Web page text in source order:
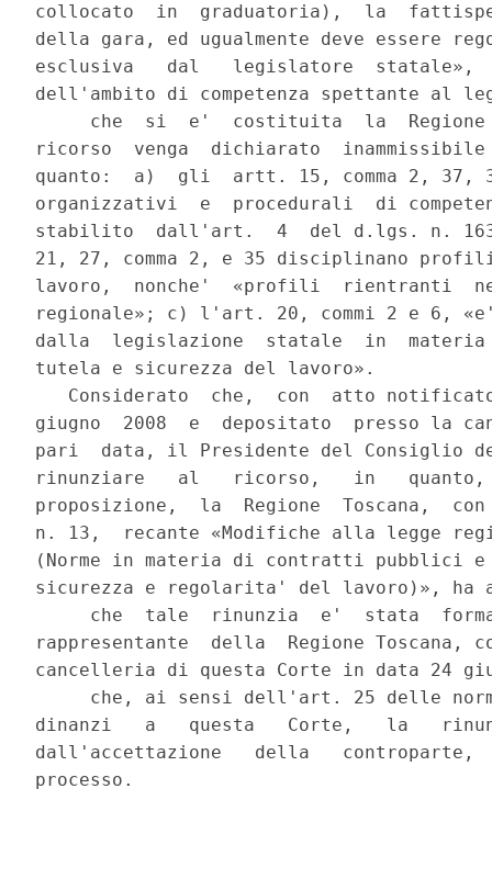
collocato  in  graduatoria),  la
della gara, ed ugualmente deve essere
esclusiva   dal   legislatore  statale»,
dell'ambito di competenza spettante al
che  si  e'  costituita  la
ricorso  venga  dichiarato
quanto:  a)  gli  artt. 15, comma 2, 37,
organizzativi  e  procedurali  di
stabilito  dall'art.  4  del d.lgs. n.
21, 27, comma 2, e 35 disciplinano
lavoro,  nonche'  «profili  rientranti
regionale»; c) l'art. 20, commi 2 e 6,
dalla  legislazione  statale  in  materia
tutela e sicurezza del lavoro».
Considerato  che,  con  atto
giugno  2008  e  depositato  presso la
pari  data, il Presidente del Consiglio
rinunziare   al   ricorso,   in   quanto,
proposizione,  la  Regione  Toscana,
n. 13,  recante «Modifiche alla legge
(Norme in materia di contratti pubblici
sicurezza e regolarita' del lavoro)», ha
che  tale  rinunzia  e'  stata
rappresentante  della  Regione Toscana,
cancelleria di questa Corte in data 24
che, ai sensi dell'art. 25 delle
dinanzi   a   questa   Corte,   la
dall'accettazione   della   controparte,